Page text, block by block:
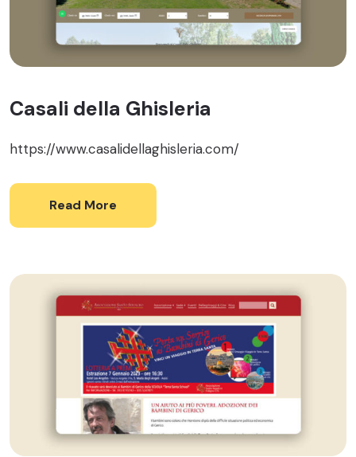
Casali della Ghisleria
https://www.casalidellaghisleria.com/
Read More